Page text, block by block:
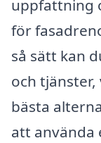
uppfattning
för
så sätt kan
och
bästa
att använda